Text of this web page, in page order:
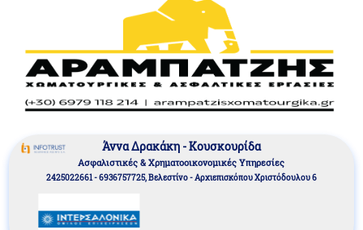
Άννα Δρακάκη - Κουσκουρίδα
Aσφαλιστικές & Χρηματοοικονομικές Υπηρεσίες
2425022661 - 6936757725, Βελεστίνο - Αρχιεπισκόπου Χριστόδουλου 6